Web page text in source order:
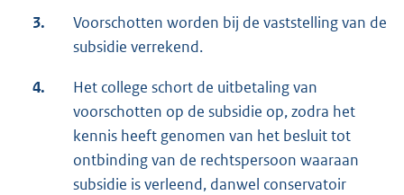
3.
Voorschotten worden bij de vaststelling van de
subsidie verrekend.
4.
Het college schort de uitbetaling van
voorschotten op de subsidie op, zodra het
kennis heeft genomen van het besluit tot
ontbinding van de rechtspersoon waaraan
subsidie is verleend, danwel conservatoir